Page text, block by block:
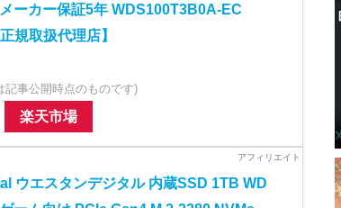
ーカー保証5年 WDS100T3B0A-EC
規取扱代理店】
記事公開時点のものです)
楽天市場
ウエスタンデジタル 内蔵SSD 1TB WD